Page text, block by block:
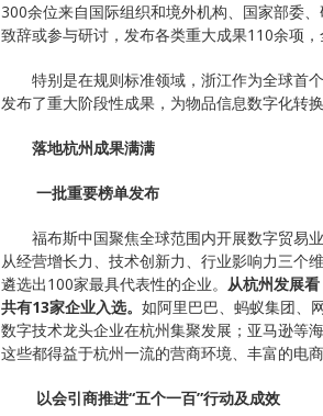
300余位来自国际组织和境外机构、国家部委
致辞或参与研讨，发布各类重大成果110余项
特别是在规则标准领域，浙江作为全球首
发布了重大阶段性成果，为物品信息数字化转
落地杭州成果满满
一批重要榜单发布
福布斯中国聚焦全球范围内开展数字贸易
从经营增长力、技术创新力、行业影响力三个
遴选出100家最具代表性的企业。 从杭州发展
共有13家企业入选。 如阿里巴巴、蚂蚁集团、
数字技术龙头企业在杭州集聚发展；亚马逊等
这些都得益于杭州一流的营商环境、丰富的电
以会引商推进“五个一百”行动及成效